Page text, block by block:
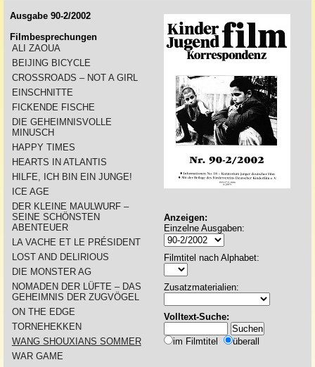
Ausgabe 90-2/2002
Filmbesprechungen
ALI ZAOUA
BEIJING BICYCLE
CROSSROADS – NOT A GIRL
EINSCHNITTE
FICKENDE FISCHE
DIE GEHEIMNISVOLLE
MINUSCH
HAPPY TIMES
HEARTS IN ATLANTIS
HILFE, ICH BIN EIN JUNGE!
ICE AGE
DER KLEINE MAULWURF –
SEINE SCHÖNSTEN
ABENTEUER
LA VACHE ET LE PRÉSIDENT
LOST AND DELIRIOUS
DIE MONSTER AG
NOMADEN DER LÜFTE – DAS
GEHEIMNIS DER ZUGVÖGEL
ON THE EDGE
TORNEHEKKEN
WANG SHOUXIANS SOMMER
WAR GAME
Anzeigen:
Einzelne Ausgaben:
Filmtitel nach Alphabet:
Zusatzmaterialien:
Volltext-Suche:
im Filmtitel überall